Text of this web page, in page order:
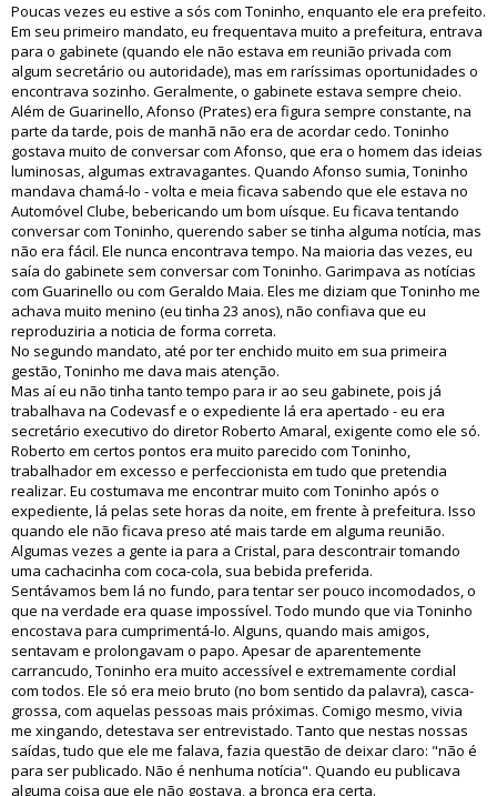
Poucas vezes eu estive a sós com Toninho, enquanto ele era prefeito.
Em seu primeiro mandato, eu frequentava muito a prefeitura, entrava
para o gabinete (quando ele não estava em reunião privada com
algum secretário ou autoridade), mas em raríssimas oportunidades o
encontrava sozinho. Geralmente, o gabinete estava sempre cheio.
Além de Guarinello, Afonso (Prates) era figura sempre constante, na
parte da tarde, pois de manhã não era de acordar cedo. Toninho
gostava muito de conversar com Afonso, que era o homem das ideias
luminosas, algumas extravagantes. Quando Afonso sumia, Toninho
mandava chamá-lo - volta e meia ficava sabendo que ele estava no
Automóvel Clube, bebericando um bom uísque. Eu ficava tentando
conversar com Toninho, querendo saber se tinha alguma notícia, mas
não era fácil. Ele nunca encontrava tempo. Na maioria das vezes, eu
saía do gabinete sem conversar com Toninho. Garimpava as notícias
com Guarinello ou com Geraldo Maia. Eles me diziam que Toninho me
achava muito menino (eu tinha 23 anos), não confiava que eu
reproduziria a noticia de forma correta.
No segundo mandato, até por ter enchido muito em sua primeira
gestão, Toninho me dava mais atenção.
Mas aí eu não tinha tanto tempo para ir ao seu gabinete, pois já
trabalhava na Codevasf e o expediente lá era apertado - eu era
secretário executivo do diretor Roberto Amaral, exigente como ele só.
Roberto em certos pontos era muito parecido com Toninho,
trabalhador em excesso e perfeccionista em tudo que pretendia
realizar. Eu costumava me encontrar muito com Toninho após o
expediente, lá pelas sete horas da noite, em frente à prefeitura. Isso
quando ele não ficava preso até mais tarde em alguma reunião.
Algumas vezes a gente ia para a Cristal, para descontrair tomando
uma cachacinha com coca-cola, sua bebida preferida.
Sentávamos bem lá no fundo, para tentar ser pouco incomodados, o
que na verdade era quase impossível. Todo mundo que via Toninho
encostava para cumprimentá-lo. Alguns, quando mais amigos,
sentavam e prolongavam o papo. Apesar de aparentemente
carrancudo, Toninho era muito accessível e extremamente cordial
com todos. Ele só era meio bruto (no bom sentido da palavra), casca-
grossa, com aquelas pessoas mais próximas. Comigo mesmo, vivia
me xingando, detestava ser entrevistado. Tanto que nestas nossas
saídas, tudo que ele me falava, fazia questão de deixar claro: "não é
para ser publicado. Não é nenhuma notícia". Quando eu publicava
alguma coisa que ele não gostava, a bronca era certa.